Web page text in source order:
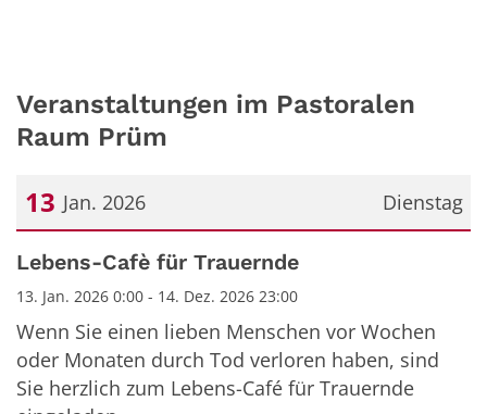
Veranstaltungen im Pastoralen
Raum Prüm
Dienstag
13 Jan. 2026
Datum: 13. Januar 2026
Lebens-Cafè für Trauernde
13. Jan. 2026 0:00 - 14. Dez. 2026 23:00
Wenn Sie einen lieben Menschen vor Wochen
oder Monaten durch Tod verloren haben, sind
Sie herzlich zum Lebens-Café für Trauernde